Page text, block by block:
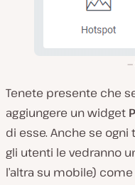
Tenete presente che
aggiungere un widget
di esse. Anche se
gli utenti le vedranno
l’altra su mobile)